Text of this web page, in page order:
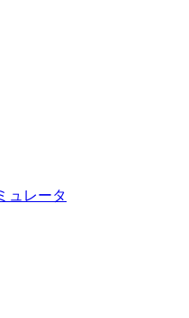
ュレータ